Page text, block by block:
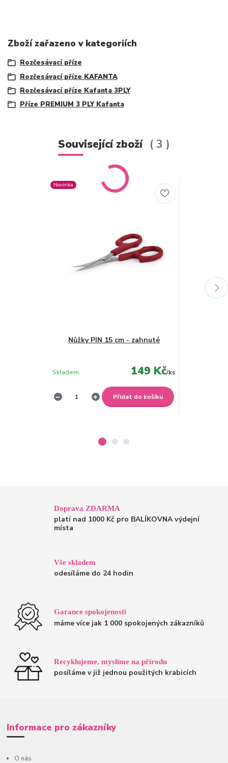
Zboží zařazeno v kategoriích
Rozčesávací příze
Rozčesávací příze KAFANTA
Rozčesávací příze Kafanta 3PLY
Příze PREMIUM 3 PLY Kafanta
Související zboží 3
Novinka
Nůžky PIN 15 cm - zahnuté
149 Kč/ks
Skladem
Přidat do košíku
Doprava ZDARMA
platí nad 1000 Kč pro BALÍKOVNA výdejní
místa
Vše skladem
odesíláme do 24 hodin
Garance spokojenosti
máme více jak 1 000 spokojených zákazníků
Recyklujeme, myslíme na přírodu
posíláme v již jednou použitých krabicích
Informace pro zákazníky
O nás